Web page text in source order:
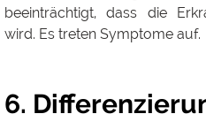
beeinträchtigt, dass die
wird. Es treten Symptome auf.
6.